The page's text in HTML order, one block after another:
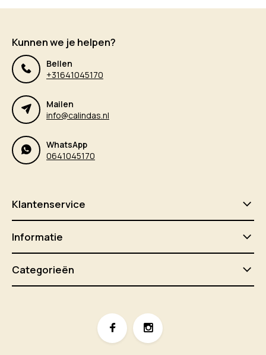
Kunnen we je helpen?
Bellen
+31641045170
Mailen
info@calindas.nl
WhatsApp
0641045170
Klantenservice
Informatie
Categorieën